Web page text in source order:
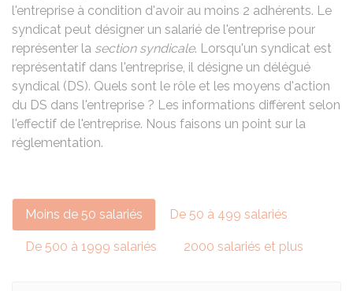
l'entreprise à condition d'avoir au moins 2 adhérents. Le
syndicat peut désigner un salarié de l'entreprise pour
représenter la section syndicale. Lorsqu'un syndicat est
représentatif dans l'entreprise, il désigne un délégué
syndical (DS). Quels sont le rôle et les moyens d'action
du DS dans l'entreprise ? Les informations diffèrent selon
l'effectif de l'entreprise. Nous faisons un point sur la
réglementation.
Moins de 50 salariés De 50 à 499 salariés
De 500 à 1999 salariés 2000 salariés et plus